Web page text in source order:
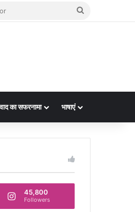
का सफरनामा भाषाएं
45,800
Followers